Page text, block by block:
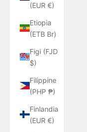
(EUR €)
Etiopia
(ETB Br)
Figi (FJD
$)
Filippine
(PHP ₱)
Finlandia
(EUR €)